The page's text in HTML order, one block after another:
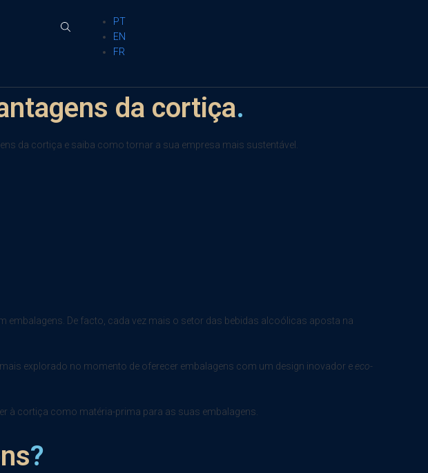
PT
EN
FR
da cortiça.
da cortiça e saiba como tornar a sua empresa mais sustentável.
embalagens. De facto, cada vez mais o setor das bebidas alcoólicas aposta na
explorado no momento de oferecer embalagens com um design inovador eeco-
à cortiça como matéria-prima para as suas embalagens.
?